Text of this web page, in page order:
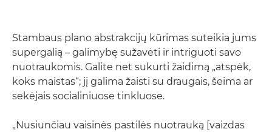
Stambaus plano abstrakcijų kūrimas suteikia jums
supergalią – galimybę sužavėti ir intriguoti savo
nuotraukomis. Galite net sukurti žaidimą „atspėk,
koks maistas“; jį galima žaisti su draugais, šeima ar
sekėjais socialiniuose tinkluose.
„Nusiunčiau vaisinės pastilės nuotrauką [vaizdas